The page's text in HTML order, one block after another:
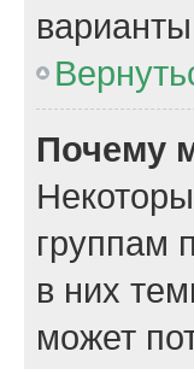
Почему
группам
в них
может